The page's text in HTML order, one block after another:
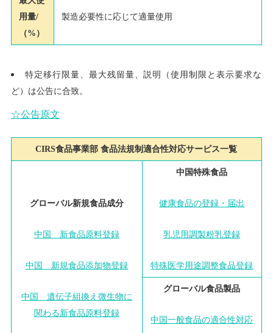
用量/
（%）
製造必要性に応じて適量使用
特定移行限量、最大残留量、説明（使用制限と表示要求な
ど）は公告に合致。
☆公告原文
CIRS食品事業部 食品法規制適合性対応サービス一覧
グローバル新規食品成分
中国 新食品原料登録
中国 新規食品添加物登録
中国 遺伝子組換え微生物に
関わる新食品原料登録
中国特殊食品
健康食品の登録・届出
乳児用調製粉乳登録
特殊医学用途調整食品登録
グローバル食品製品
中国一般食品の適合性対応